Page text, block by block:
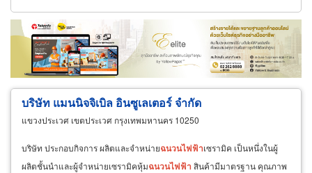
บริษัท แมนนิจจิเบิล อินซูเลเตอร์ จำกัด
แขวงประเวศ เขตประเวศ กรุงเทพมหานคร 10250
บริษัท ประกอบกิจการ ผลิตและจำหน่ายฉนวนไฟฟ้าเซรามิค เป็นหนึ่งในผู้
ผลิตชั้นนำและผู้จำหน่ายเซรามิคหุ้มฉนวนไฟฟ้า สินค้ามีมาตรฐาน คุณภาพ